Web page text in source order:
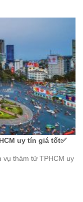
uy tín giá tốt✅
vụ thám tử TPHCM uy